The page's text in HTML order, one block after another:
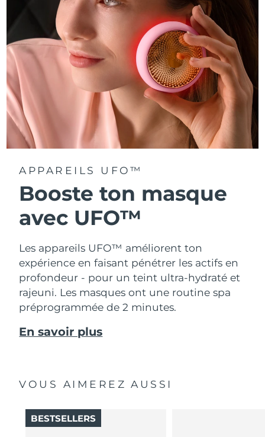
APPAREILS UFO™
Booste ton masque
avec UFO™
Les appareils UFO™ améliorent ton
expérience en faisant pénétrer les actifs en
profondeur - pour un teint ultra-hydraté et
rajeuni. Les masques ont une routine spa
préprogrammée de 2 minutes.
En savoir plus
VOUS AIMEREZ AUSSI
BESTSELLERS
Turquie Livraison estimée
Émirats arabes unis Livraison estimée 8/11/26
Royaume-Uni Livraison estimée8/10/26
États-Unis Livraison estimée 8/11/26
Ouzbékistan Livraison estimée8/15/26